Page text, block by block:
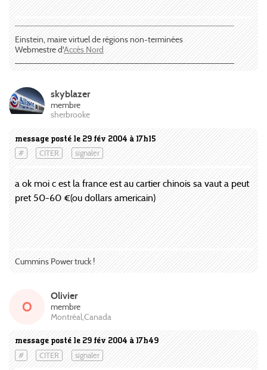
¯¯¯¯¯¯¯¯¯¯¯¯¯¯¯¯¯¯¯¯¯¯¯¯¯¯¯¯¯¯¯¯¯¯¯¯¯¯¯¯¯¯¯¯¯¯
Einstein, maire virtuel de régions non-terminées
Webmestre d'Accès Nord
message posté le 29 fév 2004 à 17h15
# CITER signaler
skyblazer
membre
sherbrooke
a ok moi c est la france est au cartier chinois sa vaut a peut
pret 50-60 €(ou dollars americain)
Cummins Power truck !
message posté le 29 fév 2004 à 17h49
# CITER signaler
O
Olivier
membre
Montréal,Canada